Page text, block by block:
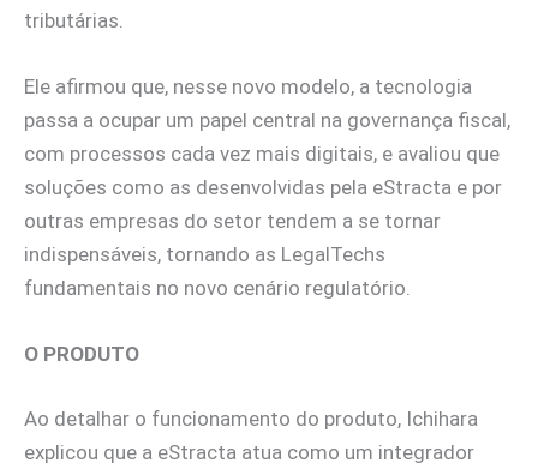
tributárias.
Ele afirmou que, nesse novo modelo, a tecnologia
passa a ocupar um papel central na governança fiscal,
com processos cada vez mais digitais, e avaliou que
soluções como as desenvolvidas pela eStracta e por
outras empresas do setor tendem a se tornar
indispensáveis, tornando as LegalTechs
fundamentais no novo cenário regulatório.
O PRODUTO
Ao detalhar o funcionamento do produto, Ichihara
explicou que a eStracta atua como um integrador